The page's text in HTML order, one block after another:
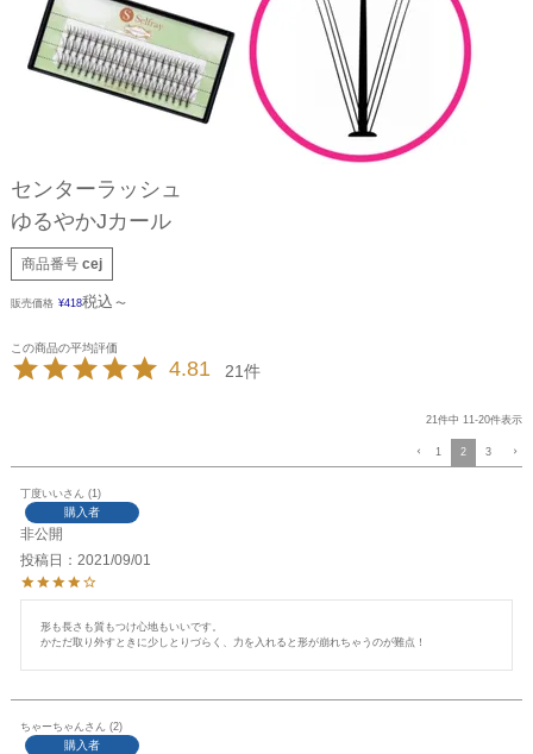
センターラッシュ
ゆるやかJカール
商品番号 cej
販売価格 ¥418税込 〜
4.81 21
21件中 11-20件表示
1 2 3
丁度いい 1
購入者
非公開
投稿日
2021/09/01
形も長さも質もつけ心地もいいです。
かただ取り外すときに少しとりづらく、力を入れると形が崩れちゃうのが難点！
ちゃーちゃん 2
購入者